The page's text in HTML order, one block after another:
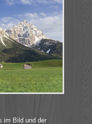
im Bild und der